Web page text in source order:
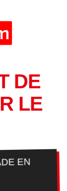
DE
LE
EN